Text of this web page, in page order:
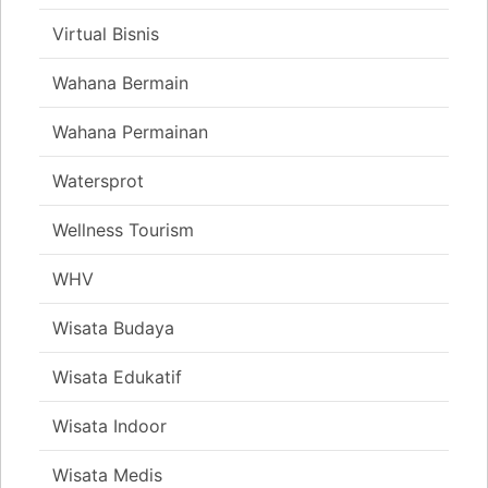
Virtual Bisnis
Wahana Bermain
Wahana Permainan
Watersprot
Wellness Tourism
WHV
Wisata Budaya
Wisata Edukatif
Wisata Indoor
Wisata Medis